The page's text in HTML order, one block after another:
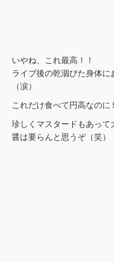
いやね、これ最高！！
ライブ後の乾涸びた身体
（涙）
これだけ食べて円高なの
珍しくマスタードもあって
醤は要らんと思うぞ（笑）